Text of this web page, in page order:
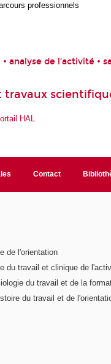
professionnels
analyse de l’activité •
travaux
HAL
Contact
de l'orientation
du travail et clinique de
du travail et de la
du travail et de